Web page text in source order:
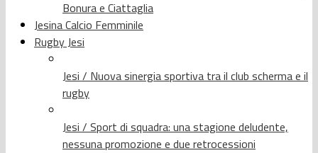
Bonura e Ciattaglia
Jesina Calcio Femminile
Rugby Jesi
Jesi / Nuova sinergia sportiva tra il club scherma e il
rugby
Jesi / Sport di squadra: una stagione deludente,
nessuna promozione e due retrocessioni